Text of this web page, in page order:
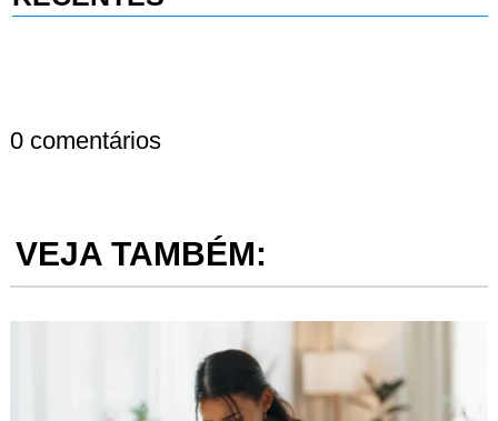
0 comentários
VEJA TAMBÉM: